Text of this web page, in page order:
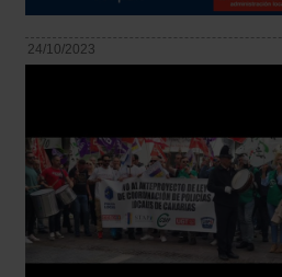
24/10/2023